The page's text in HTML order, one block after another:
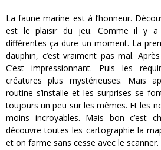
La faune marine est à l’honneur.
est le plaisir du jeu. Comme il y a
différentes ça dure un moment. La
dauphin, c’est vraiment pas mal.
C’est impressionnant. Puis les
créatures plus mystérieuses. Mais
routine s’installe et les surprises se
toujours un peu sur les mêmes. Et les
moins incroyables. Mais bon c’est
découvre toutes les cartographie la
et on farme sans cesse avec le scanner.